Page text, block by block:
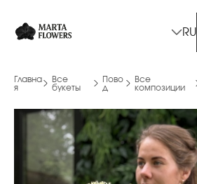
RU
Главна
я
Все
букеты
Пово
д
Все
композиции